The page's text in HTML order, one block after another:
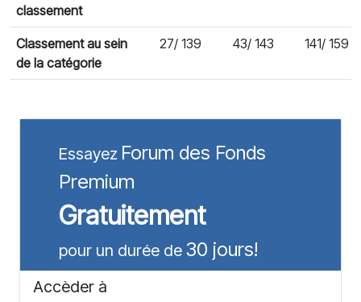
classement
Classement au sein
de la catégorie
27/ 139 43/ 143 141/ 159
Essayez Forum des Fonds
Premium
Gratuitement
pour un durée de 30 jours!
Accèder à